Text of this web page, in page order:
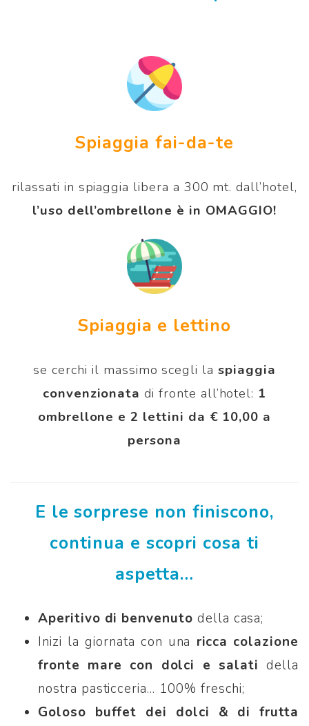
Spiaggia fai-da-te
rilassati in spiaggia libera a 300 mt. dall’hotel,
l’uso dell’ombrellone è in OMAGGIO!
Spiaggia e lettino
se cerchi il massimo scegli la spiaggia
convenzionatadi fronte all’hotel: 1
ombrellone e 2 lettini da € 10,00 a
persona
E le sorprese non finiscono,
continua e scopri cosa ti
aspetta…
Aperitivo di benvenuto della casa;
Inizi la giornata con una ricca colazione
fronte mare con dolci e salati della
nostra pasticceria… 100% freschi;
Goloso buffet dei dolci & di frutta